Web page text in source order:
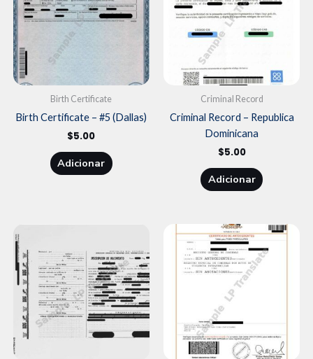
Birth Certificate
Birth Certificate – #5 (Dallas)
$5.00
Adicionar
Criminal Record
Criminal Record – Republica
Dominicana
$5.00
Adicionar